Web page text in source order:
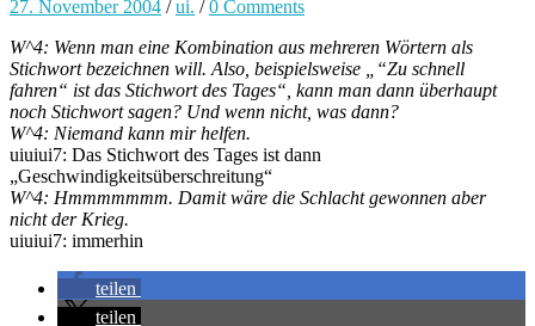
27. November 2004 /ui. /0 Comments
W^4: Wenn man eine Kombination aus mehreren Wörtern als
Stichwort bezeichnen will. Also, beispielsweise „“Zu schnell
fahren“ ist das Stichwort des Tages“, kann man dann überhaupt
noch Stichwort sagen? Und wenn nicht, was dann?
W^4: Niemand kann mir helfen.
uiuiui7: Das Stichwort des Tages ist dann
„Geschwindigkeitsüberschreitung“
W^4: Hmmmmmmm. Damit wäre die Schlacht gewonnen aber
nicht der Krieg.
uiuiui7: immerhin
teilen
teilen